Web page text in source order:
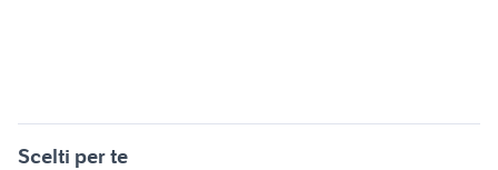
Scelti per te